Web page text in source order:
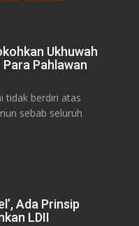
Ukhuwah
Pahlawan
tidak berdiri atas
sebab seluruh
Ada Prinsip
LDII